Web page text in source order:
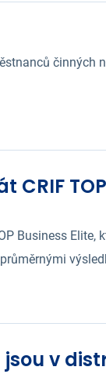
činných
CRIF TOP
Business Elite,
jsou v